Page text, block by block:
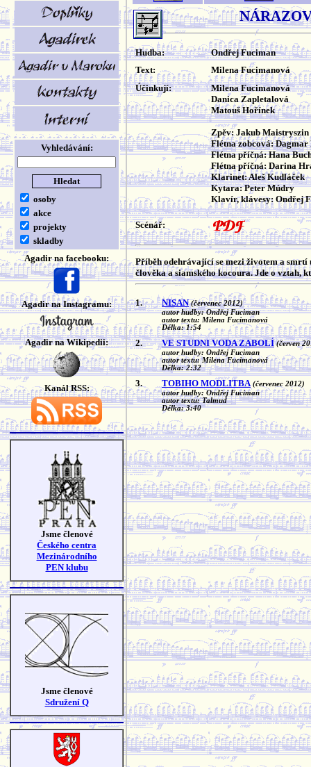
Vyhledávání:
osoby
akce
projekty
skladby
Agadir na facebooku:
Agadir na Instagramu:
Agadir na Wikipedii:
Kanál RSS:
Jsme členové
Českého centra
Mezinárodního
PEN klubu
Jsme členové
Sdružení Q
Hudba:
Ondřej Fuciman
Text:
Milena Fucimanová
Účinkují:
Milena Fucimanová
Danica Zapletalová
Matouš Hořínek
Zpěv: Jakub Maistryszin
Flétna zobcová:
Flétna příčná: Hana
Flétna příčná: Darina
Klarinet: Aleš Kudláček
Kytara: Peter Múdry
Klavír, klávesy: Ondřej
Scénář:
Příběh odehrávající se mezi životem a
člověka a siamského kocoura. Jde o vztah,
1. NISAN (červenec 2012)
autor hudby: Ondřej Fuciman
autor textu: Milena Fucimanová
Délka: 1:54
2. VE STUDNI VODA ZABOLÍ (červen
autor hudby: Ondřej Fuciman
autor textu: Milena Fucimanová
Délka: 2:32
3. TOBIHO MODLITBA (červenec 2012)
autor hudby: Ondřej Fuciman
autor textu: Talmud
Délka: 3:40